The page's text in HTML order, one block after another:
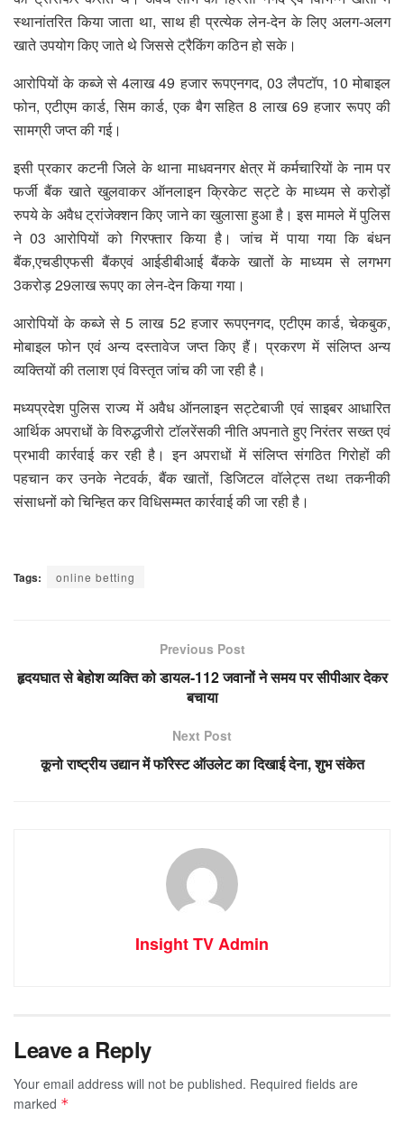
स्थानांतरित किया जाता था, साथ ही प्रत्येक लेन-देन के लिए अलग-अलग
खाते उपयोग किए जाते थे जिससे ट्रैकिंग कठिन हो सके।
आरोपियों के कब्जे से 4लाख 49 हजार रूपएनगद, 03 लैपटॉप, 10 मोबाइल
फोन, एटीएम कार्ड, सिम कार्ड, एक बैग सहित 8 लाख 69 हजार रूपए की
सामग्री जप्त की गई।
इसी प्रकार कटनी जिले के थाना माधवनगर क्षेत्र में कर्मचारियों के नाम पर
फर्जी बैंक खाते खुलवाकर ऑनलाइन क्रिकेट सट्टे के माध्यम से करोड़ों
रुपये के अवैध ट्रांजेक्शन किए जाने का खुलासा हुआ है। इस मामले में पुलिस
ने 03 आरोपियों को गिरफ्तार किया है। जांच में पाया गया कि बंधन
बैंक,एचडीएफसी बैंकएवं आईडीबीआई बैंकके खातों के माध्यम से लगभग
3करोड़ 29लाख रूपए का लेन-देन किया गया।
आरोपियों के कब्जे से 5 लाख 52 हजार रूपएनगद, एटीएम कार्ड, चेकबुक,
मोबाइल फोन एवं अन्य दस्तावेज जप्त किए हैं। प्रकरण में संलिप्त अन्य
व्यक्तियों की तलाश एवं विस्तृत जांच की जा रही है।
मध्यप्रदेश पुलिस राज्य में अवैध ऑनलाइन सट्टेबाजी एवं साइबर आधारित
आर्थिक अपराधों के विरुद्धजीरो टॉलरेंसकी नीति अपनाते हुए निरंतर सख्त एवं
प्रभावी कार्रवाई कर रही है। इन अपराधों में संलिप्त संगठित गिरोहों की
पहचान कर उनके नेटवर्क, बैंक खातों, डिजिटल वॉलेट्स तथा तकनीकी
संसाधनों को चिन्हित कर विधिसम्मत कार्रवाई की जा रही है।
Tags: online betting
Previous Post
हृदयघात से बेहोश व्यक्ति को डायल-112 जवानों ने समय पर सीपीआर देकर
बचाया
Next Post
कूनो राष्ट्रीय उद्यान में फॉरेस्ट ऑउलेट का दिखाई देना, शुभ संकेत
Insight TV Admin
Leave a Reply
Your email address will not be published. Required fields are
marked *